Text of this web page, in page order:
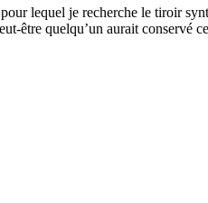
lequel je recherche le tiroir
être quelqu’un aurait conservé